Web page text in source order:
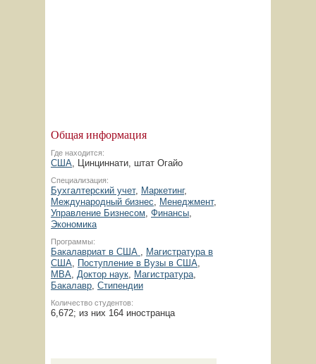
Общая информация
Где находится:
США, Цинциннати, штат Огайо
Специализация:
Бухгалтерский учет, Маркетинг,
Международный бизнес, Менеджмент,
Управление Бизнесом, Финансы,
Экономика
Программы:
Бакалавриат в США , Магистратура в
США, Поступление в Вузы в США,
MBA, Доктор наук, Магистратура,
Бакалавр, Стипендии
Количество студентов:
6,672; из них 164 иностранца